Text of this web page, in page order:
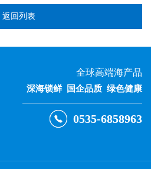
返回列表
全球高端海产品
深海锁鲜 国企品质 绿色健康
0535-6858963